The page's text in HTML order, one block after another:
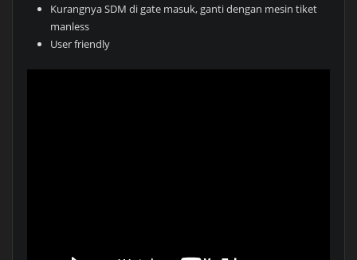
Kurangnya SDM di gate masuk, ganti dengan mesin tiket
manless
User friendly